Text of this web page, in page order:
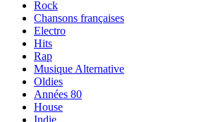
Rock
Chansons françaises
Electro
Hits
Rap
Musique Alternative
Oldies
Années 80
House